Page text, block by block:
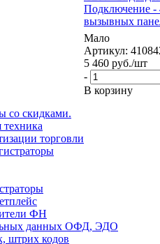
Подключение -
вызывных
Мало
Артикул:
5 460 руб./шт
-
В корзину
скидками.
техника
торговли
ФН
данных ОФД, ЭДО
штрих кодов